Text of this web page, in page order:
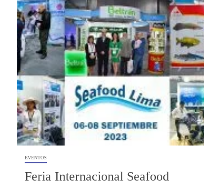
EVENTOS
Feria Internacional Seafood